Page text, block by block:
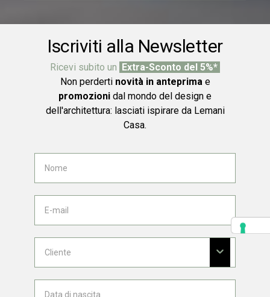
Iscriviti alla Newsletter
Ricevi subito un Extra-Sconto del 5%*
Non perderti novità in anteprima e
promozioni dal mondo del design e
dell'architettura: lasciati ispirare da Lemani
Casa.